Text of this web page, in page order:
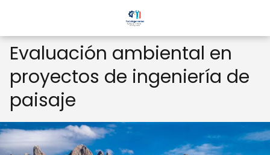
Evaluación ambiental en
proyectos de ingeniería de
paisaje